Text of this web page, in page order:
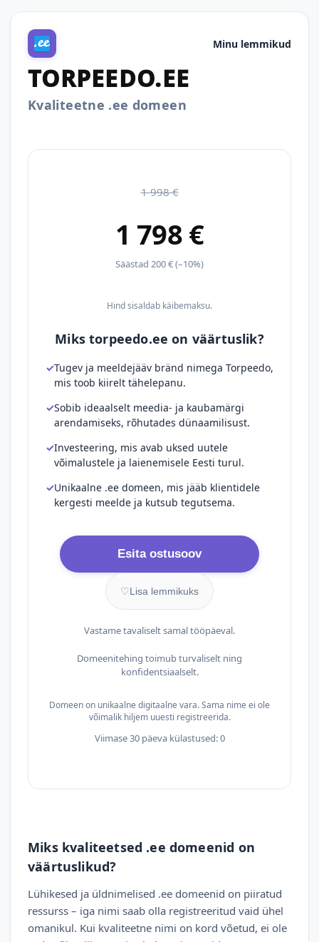
Minu lemmikud
TORPEEDO.EE
Kvaliteetne .ee domeen
1 998 €
1 798 €
Säästad 200 € (–10%)
Hind sisaldab käibemaksu.
Miks torpeedo.ee on väärtuslik?
Tugev ja meeldejääv bränd nimega Torpeedo,
mis toob kiirelt tähelepanu.
Sobib ideaalselt meedia- ja kaubamärgi
arendamiseks, rõhutades dünaamilisust.
Investeering, mis avab uksed uutele
võimalustele ja laienemisele Eesti turul.
Unikaalne .ee domeen, mis jääb klientidele
kergesti meelde ja kutsub tegutsema.
Esita ostusoov
♡Lisa lemmikuks
Vastame tavaliselt samal tööpäeval.
Domeenitehing toimub turvaliselt ning
konfidentsiaalselt.
Domeen on unikaalne digitaalne vara. Sama nime ei ole
võimalik hiljem uuesti registreerida.
Viimase 30 päeva külastused: 0
Miks kvaliteetsed .ee domeenid on
väärtuslikud?
Lühikesed ja üldnimelised .ee domeenid on piiratud
ressurss – iga nimi saab olla registreeritud vaid ühel
omanikul. Kui kvaliteetne nimi on kord võetud, ei ole